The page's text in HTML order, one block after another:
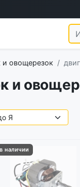
и овощерезок
и
наличии